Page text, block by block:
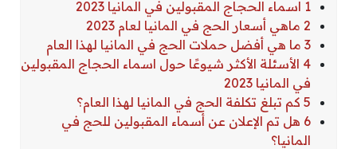
1 اسماء الحجاج المقبولين في المانيا 2023
2 ماهي أسعار الحج في المانيا لعام 2023
3 ما هي أفضل حملات الحج في المانيا لهذا العام
4 الأسئلة الأكثر شيوعًا حول اسماء الحجاج المقبولين
في المانيا 2023
5 كم تبلغ تكلفة الحج في المانيا لهذا العام؟
6 هل تم الإعلان عن أسماء المقبولين للحج في
المانيا؟